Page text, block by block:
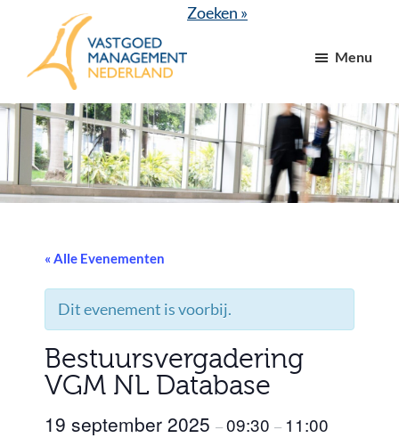
inhoud
VGM
NL
dé
branchevereniging
voor
vastgoed-
en
managers
Zoeken »
Menu
« Alle Evenementen
Dit evenement is voorbij.
Bestuursvergadering
VGM NL Database
19 september 2025 –09:30 – 11:00